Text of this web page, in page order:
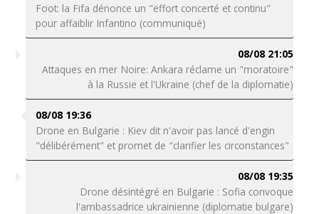
Foot: la Fifa dénonce un "effort concerté et continu"
pour affaiblir Infantino (communiqué)
08/08 21:05
Attaques en mer Noire: Ankara réclame un "moratoire"
à la Russie et l'Ukraine (chef de la diplomatie)
08/08 19:36
Drone en Bulgarie : Kiev dit n'avoir pas lancé d'engin
"délibérément" et promet de "clarifier les circonstances"
08/08 19:35
Drone désintégré en Bulgarie : Sofia convoque
l'ambassadrice ukrainienne (diplomatie bulgare)